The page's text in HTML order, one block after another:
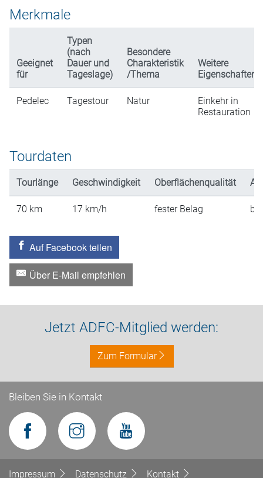
Merkmale
Geeignet
für
Typen
(nach
Dauer und
Tageslage)
Besondere
Charakteristik
/Thema
Weitere
Eigenschaften
Pedelec Tagestour Natur
Einkehr in
Restauration
Tourdaten
Tourlänge Geschwindigkeit Oberflächenqualität
70 km 17 km/h fester Belag
Auf Facebook teilen
Über E-Mail empfehlen
Jetzt ADFC-Mitglied werden:
Zum Formular
Bleiben Sie in Kontakt
Impressum Datenschutz Kontakt